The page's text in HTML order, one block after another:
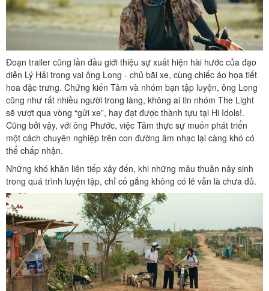
Đoạn trailer cũng lần đầu giới thiệu sự xuất hiện hài hước của đạo
diễn Lý Hải trong vai ông Long - chủ bãi xe, cùng chiếc áo họa tiết
hoa đặc trưng. Chứng kiến Tâm và nhóm bạn tập luyện, ông Long
cũng như rất nhiều người trong làng, không ai tin nhóm The Light
sẽ vượt qua vòng “gửi xe”, hay đạt được thành tựu tại Hi Idols!.
Cũng bởi vậy, với ông Phước, việc Tâm thực sự muốn phát triển
một cách chuyên nghiệp trên con đường âm nhạc lại càng khó có
thể chấp nhận.
Những khó khăn liên tiếp xảy đến, khi những mâu thuẫn nảy sinh
trong quá trình luyện tập, chỉ cố gắng không có lẽ vẫn là chưa đủ.